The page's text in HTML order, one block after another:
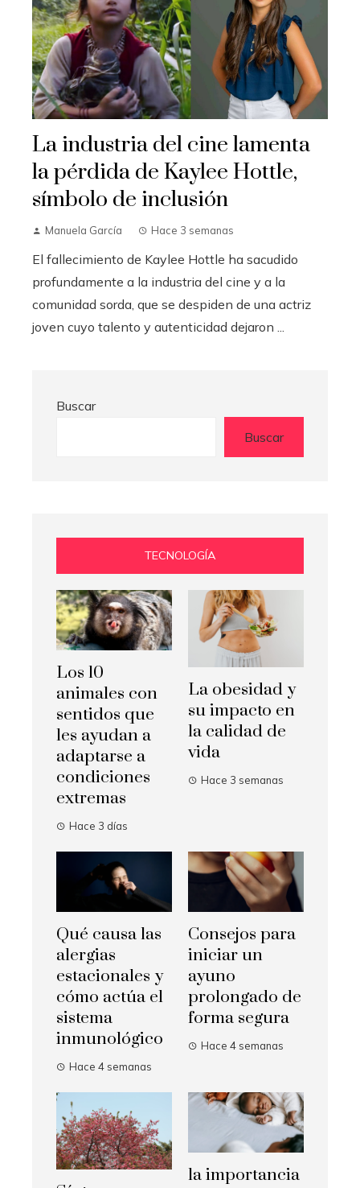
La industria del cine lamenta
la pérdida de Kaylee Hottle,
símbolo de inclusión
Manuela García Hace 3 semanas
El fallecimiento de Kaylee Hottle ha sacudido
profundamente a la industria del cine y a la
comunidad sorda, que se despiden de una actriz
joven cuyo talento y autenticidad dejaron ...
Buscar
Buscar
TECNOLOGÍA
Los 10
animales con
sentidos que
les ayudan a
adaptarse a
condiciones
extremas
Hace 3 días
La obesidad y
su impacto en
la calidad de
vida
Hace 3 semanas
Qué causa las
alergias
estacionales y
cómo actúa el
sistema
inmunológico
Hace 4 semanas
Consejos para
iniciar un
ayuno
prolongado de
forma segura
Hace 4 semanas
la importancia